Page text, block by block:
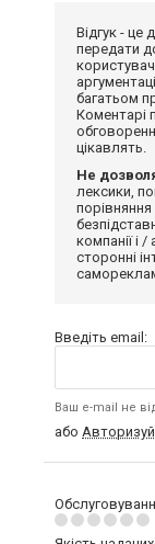
Відгук - це
передати
багатьом
Коментарі
цікавлять.
Не
лексики,
компанії і
сторонні
Введіть email:
Ваш e-mail не
або